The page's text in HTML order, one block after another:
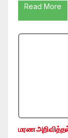
Read More
மரண அறிவித்தல்